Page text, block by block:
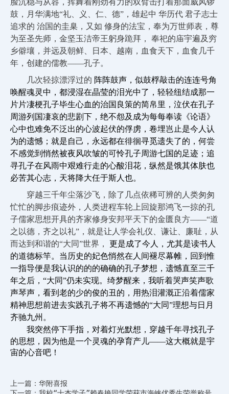
脸沉稳与从容，挥舞着刚劲有力的双臂击打着那面威风锣
鼓，月华满地“礼、义、仁、德”，雄起中 华历代 君子志士
追求的 治国的圭臬，又如 修身的法宝，奉为万世师表，尊
为至圣先师，金坚玉洁帝王躬身跪拜， 奉祀的庙宇遍及穷
乡僻壤，并远及朝鲜、日本、越南，血食天下，血食几千
年，创建的儒教――孔子。
几次轻掠漂浮过的 阵阵鼓声，似鼓桴敲击的连连号角
唤醒魂灵中，都浸湿在晶莹的泪光中了，轻轻纽结成那一
片片凄梗孔子毕生心血的治国良策的简帛里，泣伏在孔子
周游列国凄哀的悲剧下，绝不怨及成为每每奉读《论语》
心中也难免不泛出的心波起伏的俘虏，卷埋岂止是今人认
为的遗憾；就是自己，永远都在徘徊寻觅遗失了的，何尝
不感觉到悄然被夜风吹皱的可怜孔子周游七国的足迹；追
寻孔子在风雨中艰难行走的心酸泪花，纵然是饿其体肤也
必苦其心志，天将降大任于斯人也。
穿越三千年尘落沙飞，除了几点依稀可辨的人类匆匆
忙忙的脚步痕迹外，人类进程车轮上回旋那鸿飞一掠的孔
子儒家思想开具的齐家修身安邦平天下的金匮良方――“道
之以德，齐之以礼”，就是让人学会礼仪、谦让、廉耻，从
而达到和谐的“大同”世界， 更是成了今人，尤其是读书人
的道德标竿。当历史的妃色悄然在人间褪尽幕帷，回到惟
一指导便是我认识的的的确确的孔子梦想，遗憾直至三千
年之后，“大同”仍未实现。绮梦醒来，我听着哭声笑声歌
声琴声，看到老的少的俊的丑的，用热泪灌溉正沿着儒家
精神思想前进去实践孔子将不再遗憾的“大同”理想与日月
齐驰九州。
我突然停下手指，对着灯光默想，穿越千年寻找孔子
的思想，因为他是一个灵魂的孕育产儿――这大概就是宇
宙的心音吧！
上一篇：华附喜报